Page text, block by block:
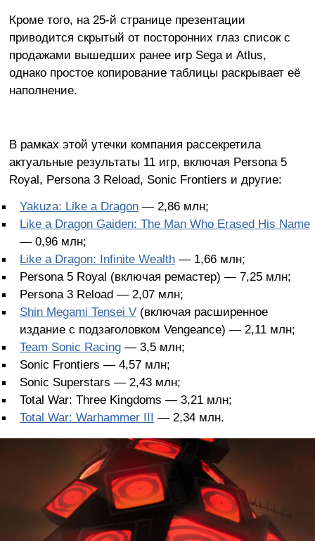
Кроме того, на 25-й странице презентации
приводится скрытый от посторонних глаз список с
продажами вышедших ранее игр Sega и Atlus,
однако простое копирование таблицы раскрывает её
наполнение.
В рамках этой утечки компания рассекретила
актуальные результаты 11 игр, включая Persona 5
Royal, Persona 3 Reload, Sonic Frontiers и другие:
Yakuza: Like a Dragon — 2,86 млн;
Like a Dragon Gaiden: The Man Who Erased His Name
— 0,96 млн;
Like a Dragon: Infinite Wealth — 1,66 млн;
Persona 5 Royal (включая ремастер) — 7,25 млн;
Persona 3 Reload — 2,07 млн;
Shin Megami Tensei V (включая расширенное
издание с подзаголовком Vengeance) — 2,11 млн;
Team Sonic Racing — 3,5 млн;
Sonic Frontiers — 4,57 млн;
Sonic Superstars — 2,43 млн;
Total War: Three Kingdoms — 3,21 млн;
Total War: Warhammer III — 2,34 млн.